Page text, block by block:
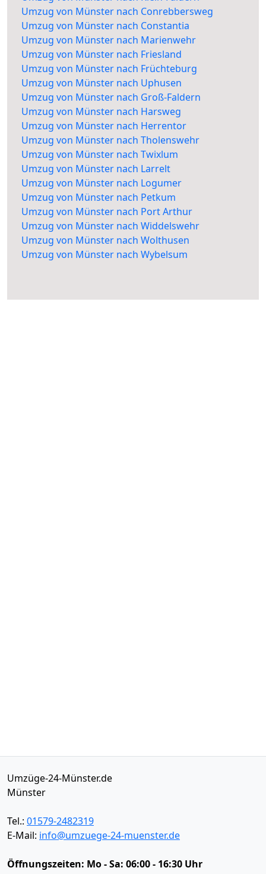
Umzug von Münster nach Conrebbersweg
Umzug von Münster nach Constantia
Umzug von Münster nach Marienwehr
Umzug von Münster nach Friesland
Umzug von Münster nach Früchteburg
Umzug von Münster nach Uphusen
Umzug von Münster nach Groß-Faldern
Umzug von Münster nach Harsweg
Umzug von Münster nach Herrentor
Umzug von Münster nach Tholenswehr
Umzug von Münster nach Twixlum
Umzug von Münster nach Larrelt
Umzug von Münster nach Logumer
Umzug von Münster nach Petkum
Umzug von Münster nach Port Arthur
Umzug von Münster nach Widdelswehr
Umzug von Münster nach Wolthusen
Umzug von Münster nach Wybelsum
Umzüge-24-Münster.de
Münster
Tel.: 01579-2482319
E-Mail: info@umzuege-24-muenster.de
Öffnungszeiten: Mo - Sa: 06:00 - 16:30 Uhr